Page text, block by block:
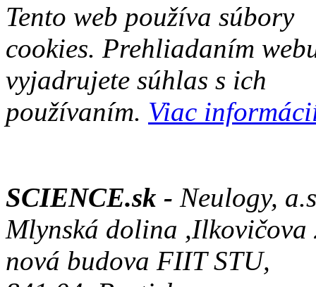
Tento web používa súbory
cookies. Prehliadaním
vyjadrujete súhlas s ich
používaním. Viac
SCIENCE.sk - Neulogy,
Mlynská dolina ,Ilkovičova
nová budova FIIT STU,